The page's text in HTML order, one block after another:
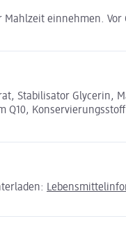
Mahlzeit einnehmen.
Stabilisator